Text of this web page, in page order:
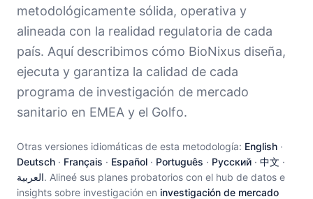
metodológicamente sólida, operativa y
alineada con la realidad regulatoria de cada
país. Aquí describimos cómo BioNixus diseña,
ejecuta y garantiza la calidad de cada
programa de investigación de mercado
sanitario en EMEA y el Golfo.
Otras versiones idiomáticas de esta metodología: English ·
Deutsch · Français · Español · Português · Русский · 中文 ·
العربية. Alineé sus planes probatorios con el hub de datos e
insights sobre investigación en investigación de mercado